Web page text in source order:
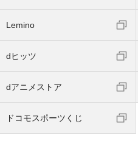
Lemino
dヒッツ
dアニメストア
ドコモスポーツくじ